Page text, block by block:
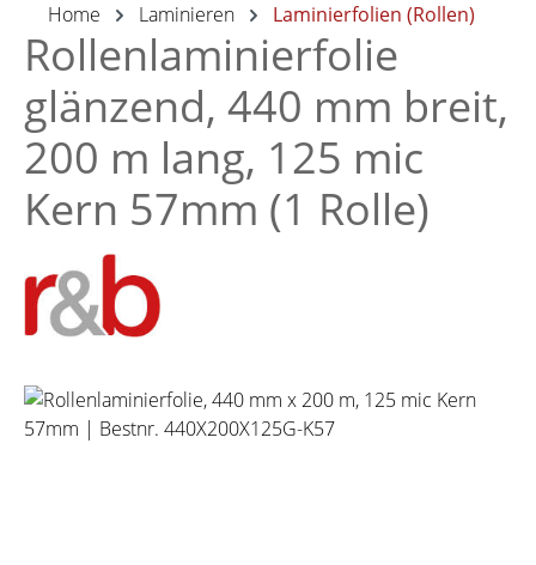
Home Laminieren Laminierfolien (Rollen)
Rollenlaminierfolie
glänzend, 440 mm breit,
200 m lang, 125 mic
Kern 57mm (1 Rolle)
Bildergalerie überspringen